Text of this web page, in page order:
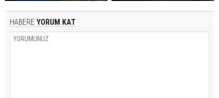
HABERE YORUM KAT